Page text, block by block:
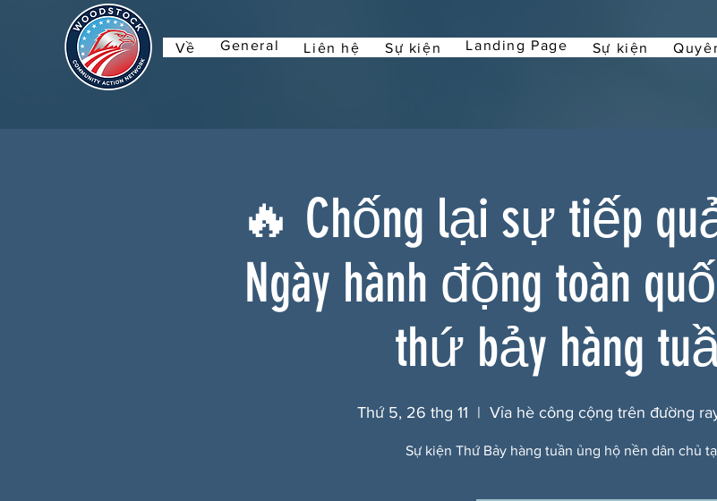
Về General Liên hệ Sự kiện Landing Page Sự kiện
🔥 Chống lại sự tiếp
Ngày hành động toàn
thứ bảy hàng
Thứ 5, 26 thg 11
  |
Vỉa hè công cộng trên đường
Sự kiện Thứ Bảy hàng tuần ủng hộ nền dân chủ